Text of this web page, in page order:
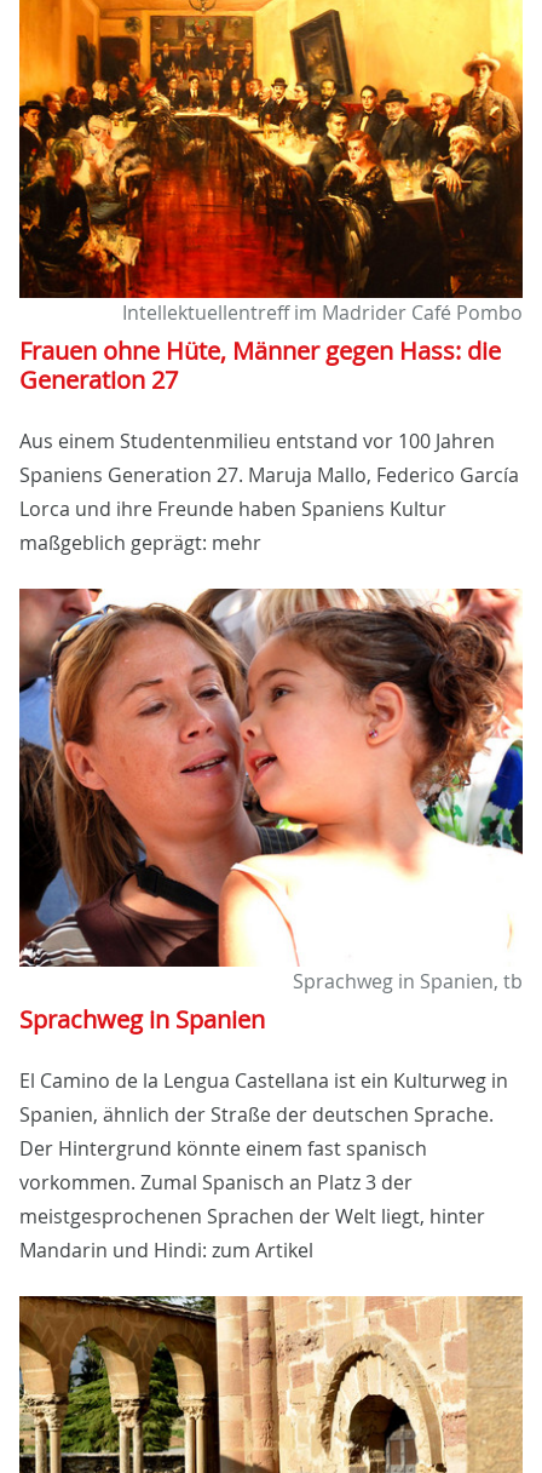
Intellektuellentreff im Madrider Café Pombo
Frauen ohne Hüte, Männer gegen Hass: die
Generation 27
Aus einem Studentenmilieu entstand vor 100 Jahren
Spaniens Generation 27. Maruja Mallo, Federico García
Lorca und ihre Freunde haben Spaniens Kultur
maßgeblich geprägt: mehr
Sprachweg in Spanien, tb
Sprachweg in Spanien
El Camino de la Lengua Castellana ist ein Kulturweg in
Spanien, ähnlich der Straße der deutschen Sprache.
Der Hintergrund könnte einem fast spanisch
vorkommen. Zumal Spanisch an Platz 3 der
meistgesprochenen Sprachen der Welt liegt, hinter
Mandarin und Hindi: zum Artikel